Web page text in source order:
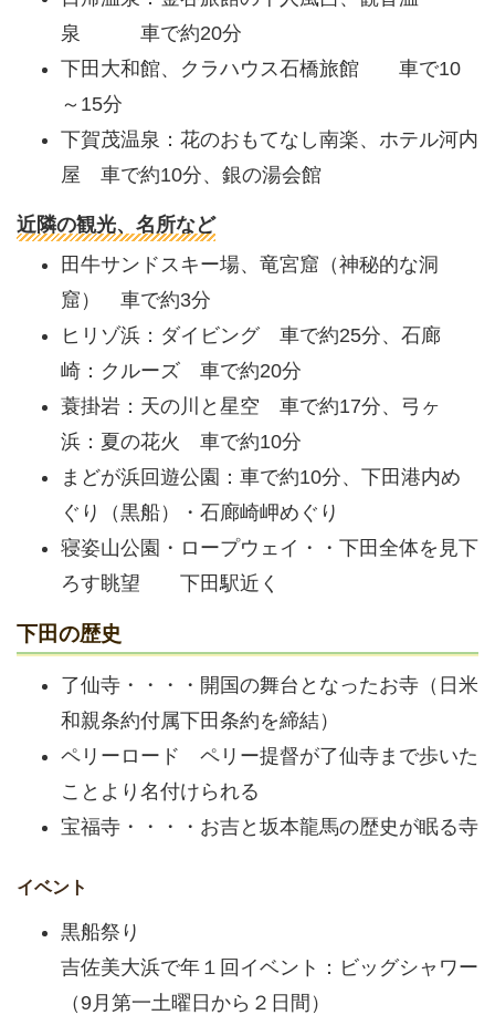
泉 車で約20分
下田大和館、クラハウス石橋旅館 車で10
～15分
下賀茂温泉：花のおもてなし南楽、ホテル河内
屋 車で約10分、銀の湯会館
近隣の観光、名所など
田牛サンドスキー場、竜宮窟（神秘的な洞
窟） 車で約3分
ヒリゾ浜：ダイビング 車で約25分、石廊
崎：クルーズ 車で約20分
蓑掛岩：天の川と星空 車で約17分、弓ヶ
浜：夏の花火 車で約10分
まどが浜回遊公園：車で約10分、下田港内め
ぐり（黒船）・石廊崎岬めぐり
寝姿山公園・ロープウェイ・・下田全体を見下
ろす眺望 下田駅近く
下田の歴史
了仙寺・・・・開国の舞台となったお寺（日米
和親条約付属下田条約を締結）
ペリーロード ペリー提督が了仙寺まで歩いた
ことより名付けられる
宝福寺・・・・お吉と坂本龍馬の歴史が眠る寺
イベント
黒船祭り
吉佐美大浜で年１回イベント：ビッグシャワー
（9月第一土曜日から２日間）